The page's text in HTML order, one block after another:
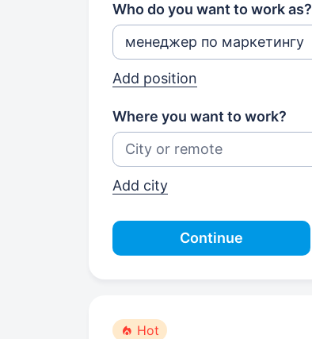
Who do you want to work as?
Add position
Where you want to work?
Add city
Continue
Hot